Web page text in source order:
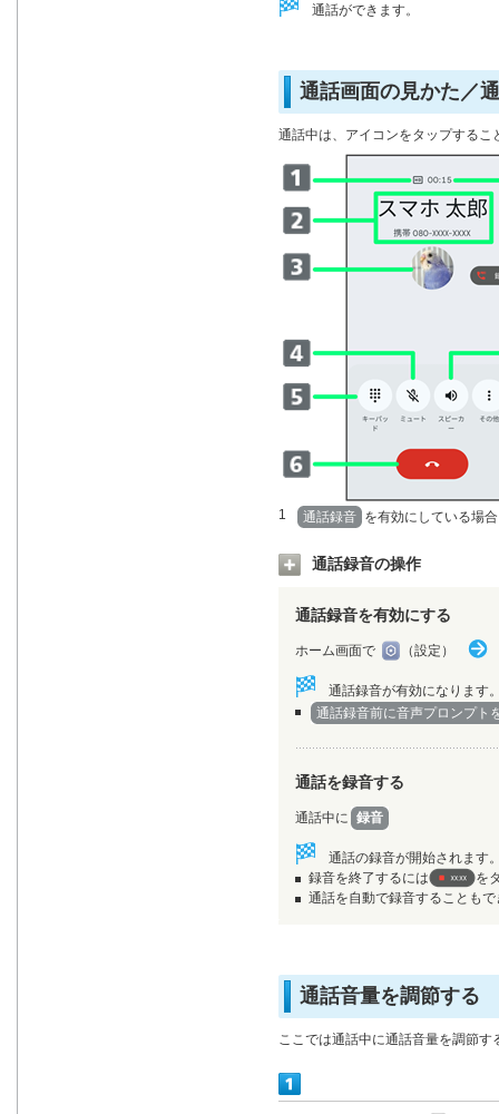
通話ができます。
通話画面の見かた／
通話中は、アイコンをタップする
1 通話録音 を有効にしている場
通話録音の操作
通話録音を有効にする
ホーム画面で （設定）
通話録音が有効になります
通話録音前に音声プロンプト
通話を録音する
通話中に 録音
通話の録音が開始されます
録音を終了するには
を
通話を自動で録音することも
通話音量を調節する
ここでは通話中に通話音量を調節す